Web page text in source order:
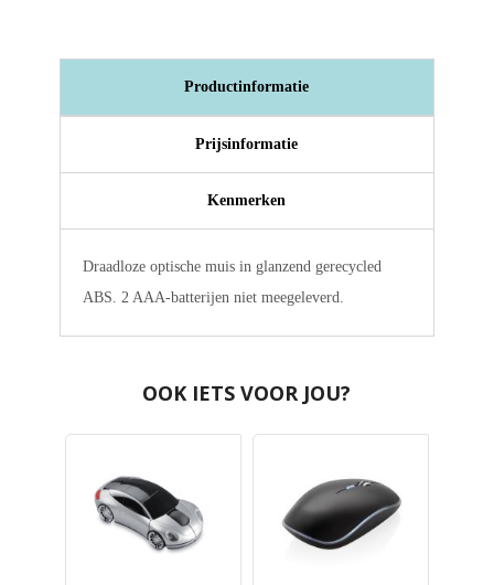
Productinformatie
Prijsinformatie
Kenmerken
Draadloze optische muis in glanzend gerecycled
ABS. 2 AAA-batterijen niet meegeleverd.
OOK IETS VOOR JOU?